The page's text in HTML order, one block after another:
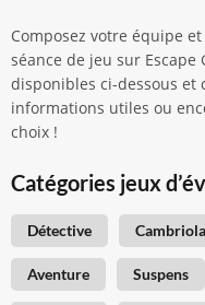
Composez votre équipe
séance de jeu sur Escape
disponibles ci-dessous et
informations utiles ou
choix !
Catégories jeux
Détective
Aventure Suspens